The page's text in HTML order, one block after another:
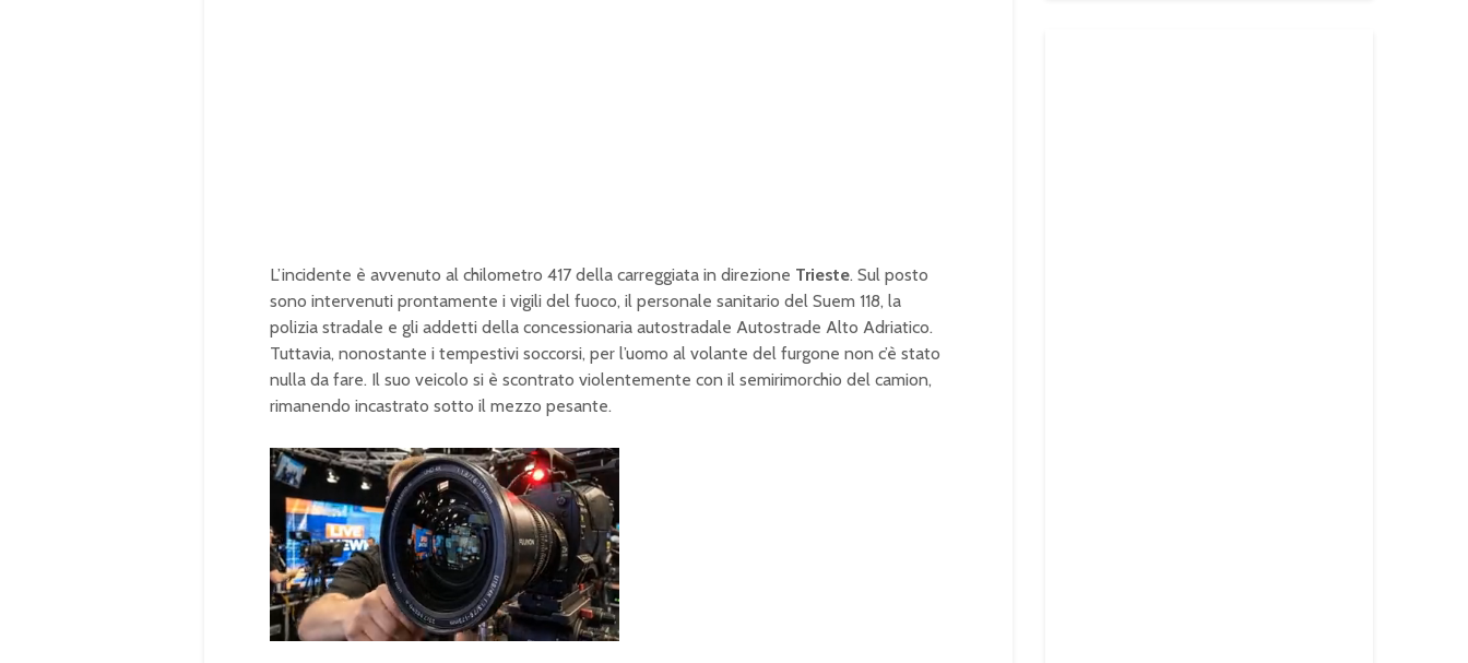
L’incidente è avvenuto al chilometro 417 della carreggiata in direzione Trieste. Sul posto
sono intervenuti prontamente i vigili del fuoco, il personale sanitario del Suem 118, la
polizia stradale e gli addetti della concessionaria autostradale Autostrade Alto Adriatico.
Tuttavia, nonostante i tempestivi soccorsi, per l’uomo al volante del furgone non c’è stato
nulla da fare. Il suo veicolo si è scontrato violentemente con il semirimorchio del camion,
rimanendo incastrato sotto il mezzo pesante.
m
L
o